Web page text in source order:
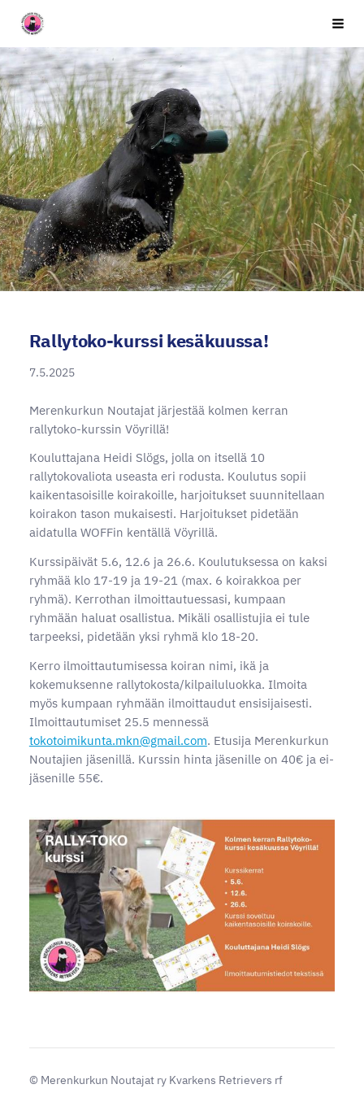
Siirry
sivun
sisältöön
Seuran nimi
Rallytoko-kurssi kesäkuussa!
7.5.2025
Merenkurkun Noutajat järjestää kolmen kerran
rallytoko-kurssin Vöyrillä!
Kouluttajana Heidi Slögs, jolla on itsellä 10
rallytokovaliota useasta eri rodusta. Koulutus sopii
kaikentasoisille koirakoille, harjoitukset suunnitellaan
koirakon tason mukaisesti. Harjoitukset pidetään
aidatulla WOFFin kentällä Vöyrillä.
Kurssipäivät 5.6, 12.6 ja 26.6. Koulutuksessa on kaksi
ryhmää klo 17-19 ja 19-21 (max. 6 koirakkoa per
ryhmä). Kerrothan ilmoittautuessasi, kumpaan
ryhmään haluat osallistua. Mikäli osallistujia ei tule
tarpeeksi, pidetään yksi ryhmä klo 18-20.
Kerro ilmoittautumisessa koiran nimi, ikä ja
kokemuksenne rallytokosta/kilpailuluokka. Ilmoita
myös kumpaan ryhmään ilmoittaudut ensisijaisesti.
Ilmoittautumiset 25.5 mennessä
tokotoimikunta.mkn@gmail.com. Etusija Merenkurkun
Noutajien jäsenillä. Kurssin hinta jäsenille on 40€ ja ei-
jäsenille 55€.
© Merenkurkun Noutajat ry Kvarkens Retrievers rf